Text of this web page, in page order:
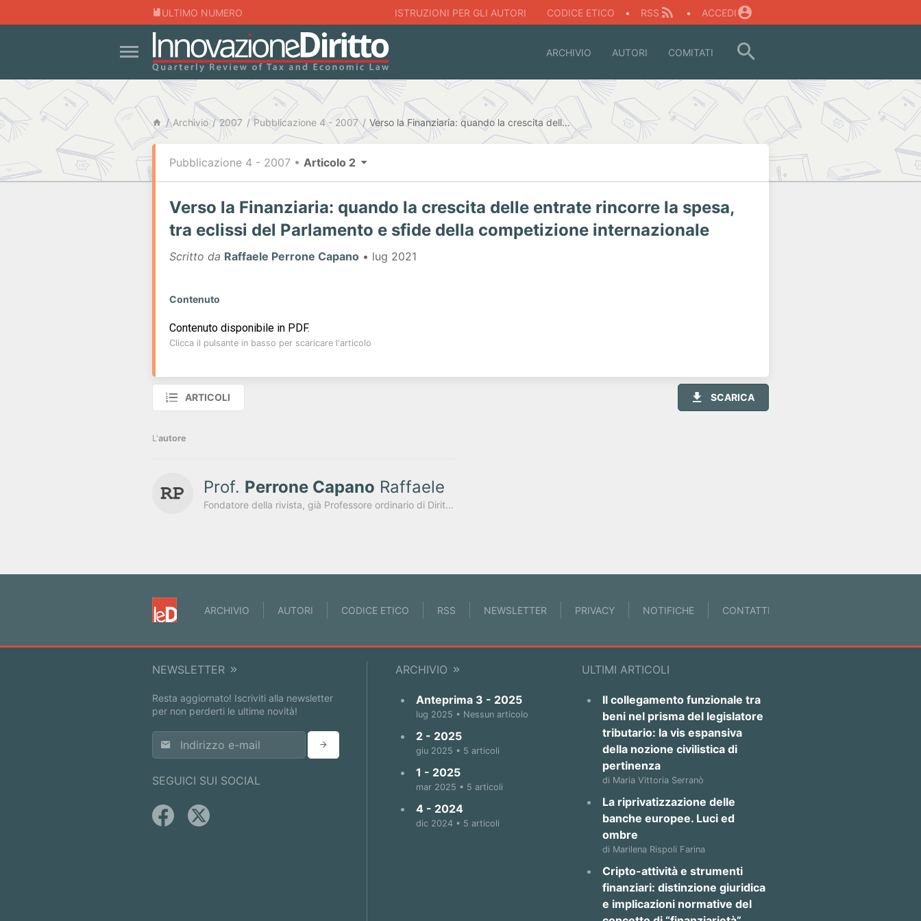
ULTIMO NUMERO ISTRUZIONI PER GLI AUTORI CODICE ETICO • RSS • ACCEDI
ARCHIVIO AUTORI COMITATI
Archivio 2007 Pubblicazione 4 - 2007 Verso la Finanziaria: quando la crescita delle entrate rincorre la spesa, tra eclissi del Parlamento e sfide della competizione internazionale
Pubblicazione 4 - 2007 • Articolo 2
Verso la Finanziaria: quando la crescita delle entrate rincorre la spesa,
tra eclissi del Parlamento e sfide della competizione internazionale
Scritto da Raffaele Perrone Capano • lug 2021
Contenuto
Contenuto disponibile in PDF.
Clicca il pulsante in basso per scaricare l'articolo
ARTICOLI SCARICA
L'autore
Prof. Perrone Capano Raffaele
Fondatore della rivista, già Professore ordinario di Diritto finanziario e tributario presso l'Università degli Studi di Napoli "Federico II"
ARCHIVIO AUTORI CODICE ETICO RSS NEWSLETTER PRIVACY NOTIFICHE CONTATTI
ARCHIVIO
Anteprima 3 - 2025
lug 2025 • Nessun articolo
2 - 2025
giu 2025 • 5 articoli
1 - 2025
mar 2025 • 5 articoli
4 - 2024
dic 2024 • 5 articoli
ULTIMI ARTICOLI
Il collegamento funzionale tra
beni nel prisma del legislatore
tributario: la vis espansiva
della nozione civilistica di
pertinenza
di Maria Vittoria Serranò
La riprivatizzazione delle
banche europee. Luci ed
ombre
di Marilena Rispoli Farina
Cripto-attività e strumenti
finanziari: distinzione giuridica
e implicazioni normative del
NEWSLETTER
Resta aggiornato! Iscriviti alla newsletter
per non perderti le ultime novità!
SEGUICI SUI SOCIAL